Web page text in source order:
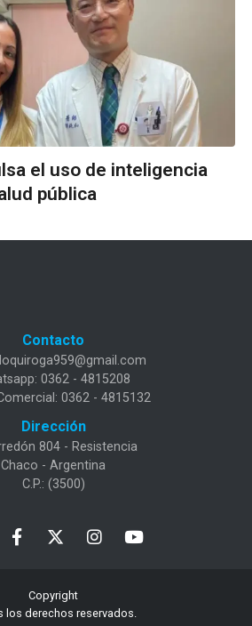
el uso de inteligencia
pública
Contacto
0362 - 4815208
0362 - 4815132
Dirección
804 - Resistencia
Chaco - Argentina
C.P.: (3500)
Copyright
los derechos reservados.